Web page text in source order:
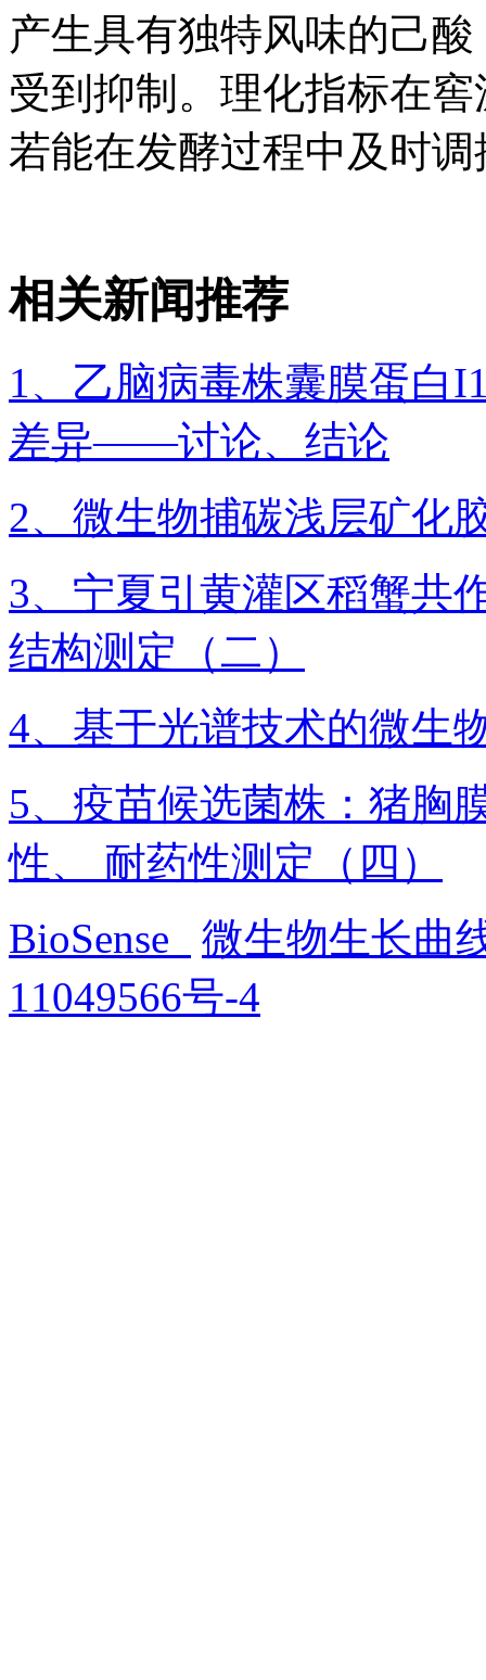
产生具有独特风味的己
受到抑制。理化指标在
若能在发酵过程中及时
相关新闻推荐
1、乙脑病毒株囊膜蛋白
差异——讨论、结论
2、微生物捕碳浅层矿化
3、宁夏引黄灌区稻蟹共
结构测定（二）
4、基于光谱技术的微生
5、疫苗候选菌株：猪胸
性、 耐药性测定（四）
BioSense
微生物生长曲
11049566号-4